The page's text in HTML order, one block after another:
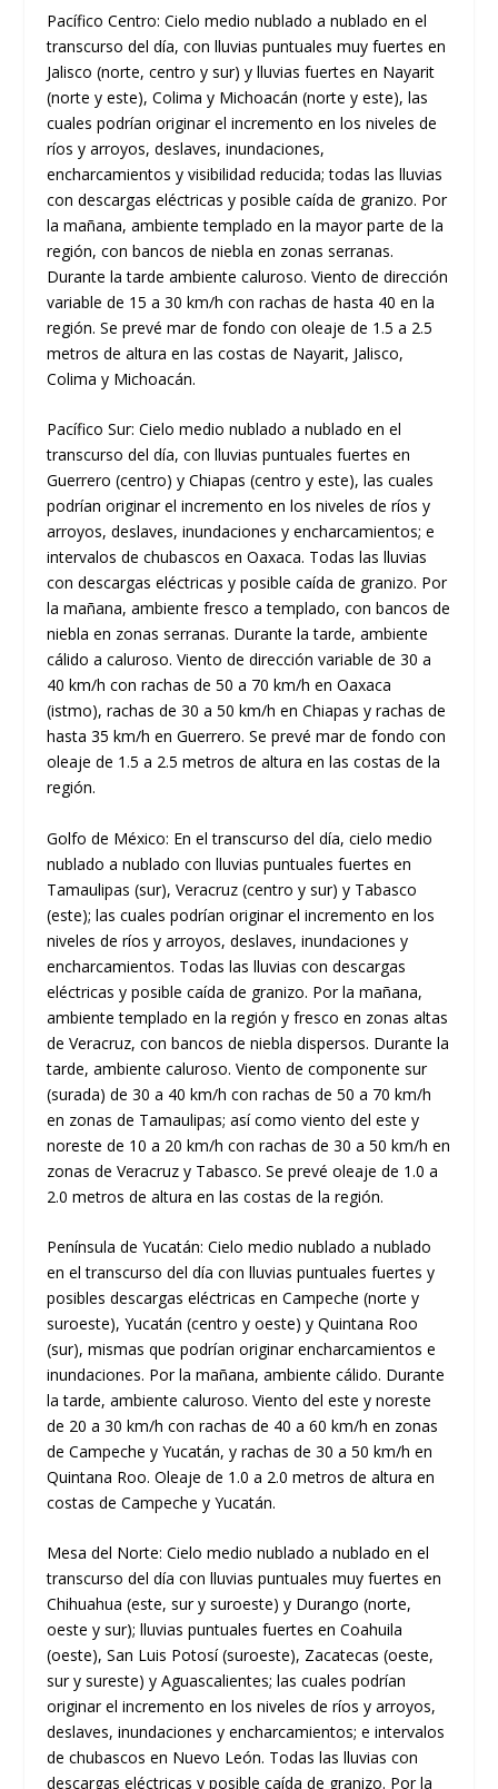
Pacífico Centro: Cielo medio nublado a nublado en el
transcurso del día, con lluvias puntuales muy fuertes en
Jalisco (norte, centro y sur) y lluvias fuertes en Nayarit
(norte y este), Colima y Michoacán (norte y este), las
cuales podrían originar el incremento en los niveles de
ríos y arroyos, deslaves, inundaciones,
encharcamientos y visibilidad reducida; todas las lluvias
con descargas eléctricas y posible caída de granizo. Por
la mañana, ambiente templado en la mayor parte de la
región, con bancos de niebla en zonas serranas.
Durante la tarde ambiente caluroso. Viento de dirección
variable de 15 a 30 km/h con rachas de hasta 40 en la
región. Se prevé mar de fondo con oleaje de 1.5 a 2.5
metros de altura en las costas de Nayarit, Jalisco,
Colima y Michoacán.
Pacífico Sur: Cielo medio nublado a nublado en el
transcurso del día, con lluvias puntuales fuertes en
Guerrero (centro) y Chiapas (centro y este), las cuales
podrían originar el incremento en los niveles de ríos y
arroyos, deslaves, inundaciones y encharcamientos; e
intervalos de chubascos en Oaxaca. Todas las lluvias
con descargas eléctricas y posible caída de granizo. Por
la mañana, ambiente fresco a templado, con bancos de
niebla en zonas serranas. Durante la tarde, ambiente
cálido a caluroso. Viento de dirección variable de 30 a
40 km/h con rachas de 50 a 70 km/h en Oaxaca
(istmo), rachas de 30 a 50 km/h en Chiapas y rachas de
hasta 35 km/h en Guerrero. Se prevé mar de fondo con
oleaje de 1.5 a 2.5 metros de altura en las costas de la
región.
Golfo de México: En el transcurso del día, cielo medio
nublado a nublado con lluvias puntuales fuertes en
Tamaulipas (sur), Veracruz (centro y sur) y Tabasco
(este); las cuales podrían originar el incremento en los
niveles de ríos y arroyos, deslaves, inundaciones y
encharcamientos. Todas las lluvias con descargas
eléctricas y posible caída de granizo. Por la mañana,
ambiente templado en la región y fresco en zonas altas
de Veracruz, con bancos de niebla dispersos. Durante la
tarde, ambiente caluroso. Viento de componente sur
(surada) de 30 a 40 km/h con rachas de 50 a 70 km/h
en zonas de Tamaulipas; así como viento del este y
noreste de 10 a 20 km/h con rachas de 30 a 50 km/h en
zonas de Veracruz y Tabasco. Se prevé oleaje de 1.0 a
2.0 metros de altura en las costas de la región.
Península de Yucatán: Cielo medio nublado a nublado
en el transcurso del día con lluvias puntuales fuertes y
posibles descargas eléctricas en Campeche (norte y
suroeste), Yucatán (centro y oeste) y Quintana Roo
(sur), mismas que podrían originar encharcamientos e
inundaciones. Por la mañana, ambiente cálido. Durante
la tarde, ambiente caluroso. Viento del este y noreste
de 20 a 30 km/h con rachas de 40 a 60 km/h en zonas
de Campeche y Yucatán, y rachas de 30 a 50 km/h en
Quintana Roo. Oleaje de 1.0 a 2.0 metros de altura en
costas de Campeche y Yucatán.
Mesa del Norte: Cielo medio nublado a nublado en el
transcurso del día con lluvias puntuales muy fuertes en
Chihuahua (este, sur y suroeste) y Durango (norte,
oeste y sur); lluvias puntuales fuertes en Coahuila
(oeste), San Luis Potosí (suroeste), Zacatecas (oeste,
sur y sureste) y Aguascalientes; las cuales podrían
originar el incremento en los niveles de ríos y arroyos,
deslaves, inundaciones y encharcamientos; e intervalos
de chubascos en Nuevo León. Todas las lluvias con
descargas eléctricas y posible caída de granizo. Por la